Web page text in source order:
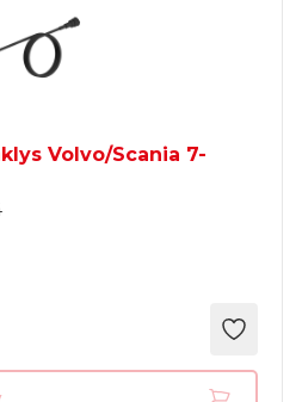
Volvo/Scania 7-